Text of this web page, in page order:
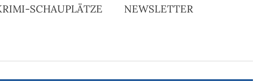
SCHAUPLÄTZE NEWSLETTER